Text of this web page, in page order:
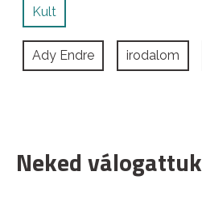
Kult
Ady Endre irodalom
Neked válogattuk